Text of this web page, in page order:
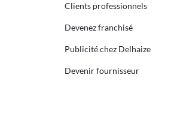
Clients professionnels
Devenez franchisé
Publicité chez Delhaize
Devenir fournisseur